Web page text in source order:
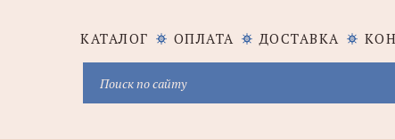
КАТАЛОГ ОПЛАТА ДОСТАВКА